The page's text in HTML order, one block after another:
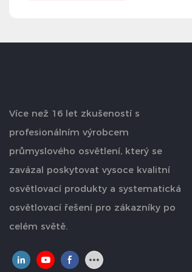
Více než 16 let zkušeností s
profesionálním výrobcem
průmyslového osvětlení, který se
zavázal poskytovat vysoce kvalitní
osvětlovací produkty a systematická
osvětlovací řešení pro zákazníky po
celém světě.